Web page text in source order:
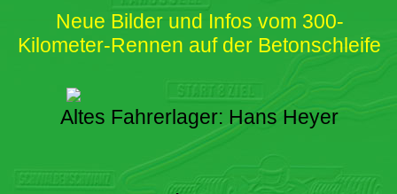
Neue Bilder und Infos vom 300-
Kilometer-Rennen auf der Betonschleife
Altes Fahrerlager: Hans Heyer